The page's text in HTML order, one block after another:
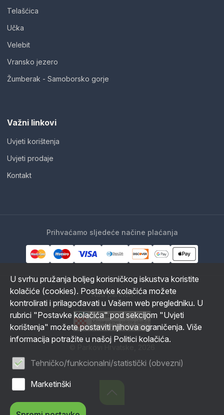
Telašćica
Učka
Velebit
Vransko jezero
Žumberak - Samoborsko gorje
Važni linkovi
Uvjeti korištenja
Uvjeti prodaje
Kontakt
Prihvaćamo sljedeće načine plaćanja
Naši partneri
U svrhu pružanja boljeg korisničkog iskustva koristite
kolačiće (cookies). Postavke kolačića možete
kontrolirati i prilagođavati u Vašem web pregledniku. U
rubrici "Postavke kolačića" pod sekcijom "Uvjeti
korištenja" možete postaviti njihova ograničenja. Više
informacija potražite u našoj Politici kolačića.
Tehničko/funkcionalni/statistički (obvezni)
Marketinški